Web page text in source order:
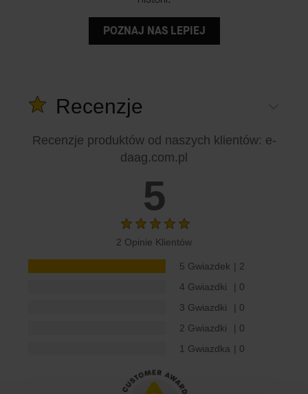
POZNAJ NAS LEPIEJ
Recenzje
Recenzje produktów od naszych klientów: e-
daag.com.pl
5
2 Opinie Klientów
5 Gwiazdek | 2
4 Gwiazdki
| 0
3 Gwiazdki
| 0
2 Gwiazdki
| 0
1 Gwiazdka | 0